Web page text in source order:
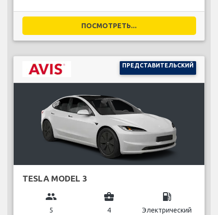
ПОСМОТРЕТЬ...
ПРЕДСТАВИТЕЛЬСКИЙ
TESLA MODEL 3
group
5
business_center
4
local_gas_station
Электрический